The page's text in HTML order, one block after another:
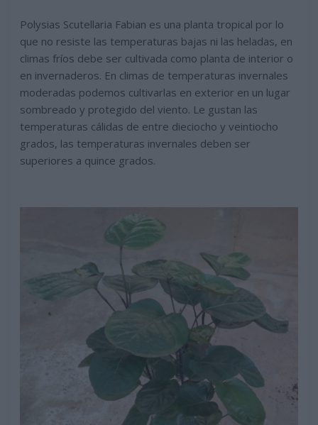
Polysias Scutellaria Fabian es una planta tropical por lo
que no resiste las temperaturas bajas ni las heladas, en
climas fríos debe ser cultivada como planta de interior o
en invernaderos. En climas de temperaturas invernales
moderadas podemos cultivarlas en exterior en un lugar
sombreado y protegido del viento. Le gustan las
temperaturas cálidas de entre dieciocho y veintiocho
grados, las temperaturas invernales deben ser
superiores a quince grados.